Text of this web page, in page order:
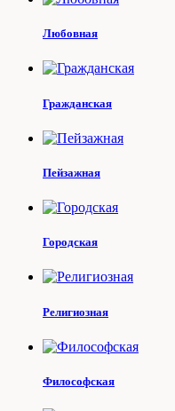
Любовная
Гражданская
Пейзажная
Городская
Религиозная
Философская